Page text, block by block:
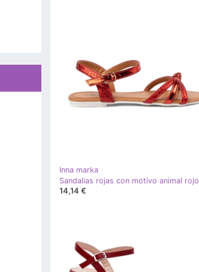
Inna marka
Sandalias rojas con motivo animal rojo
14,14 €